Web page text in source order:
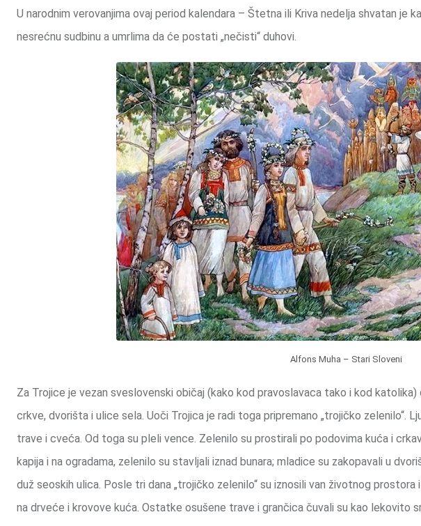
U narodnim verovanjima ovaj period kalendara – Štetna ili Kriva nedelja shvatan je
nesrećnu sudbinu a umrlima da će postati „nečisti“ duhovi.
Alfons Muha – Stari Sloveni
Za Trojice je vezan sveslovenski običaj (kako kod pravoslavaca tako i kod
crkve, dvorišta i ulice sela. Uoči Trojica je radi toga pripremano „trojičko zelenilo“.
trave i cveća. Od toga su pleli vence. Zelenilo su prostirali po podovima kuća i
kapija i na ogradama, zelenilo su stavljali iznad bunara; mladice su zakopavali u
duž seoskih ulica. Posle tri dana „trojičko zelenilo“ su iznosili van životnog
na drveće i krovove kuća. Ostatke osušene trave i grančica čuvali su kao lekovito